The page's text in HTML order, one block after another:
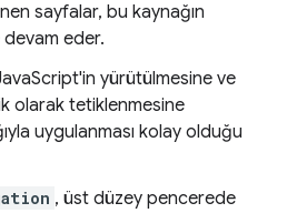
sayfalar, bu kaynağın
eder.
yürütülmesine ve
olarak tetiklenmesine
uygulanması kolay olduğu
, üst düzey pencerede